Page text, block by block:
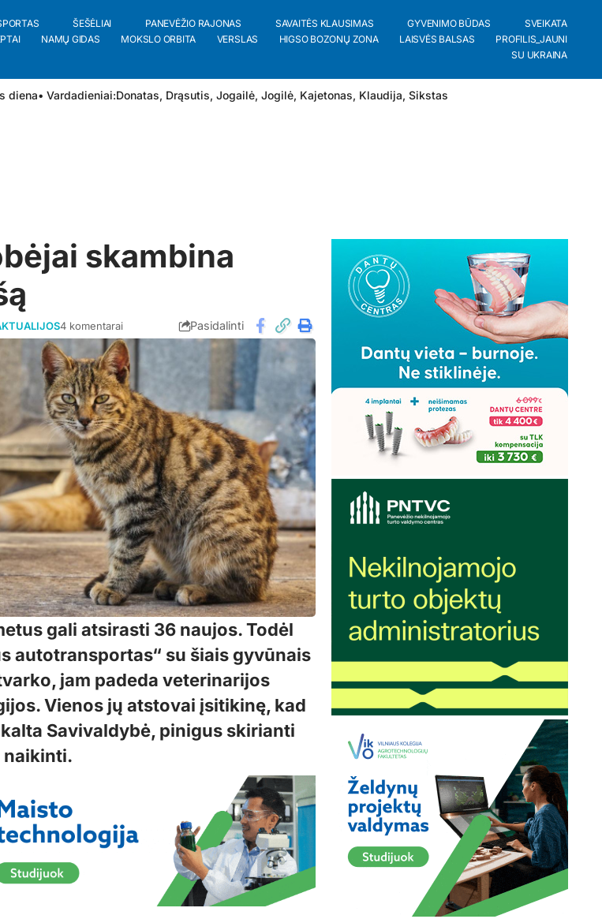
ŠEŠĖLIAI PANEVĖŽIO RAJONAS SAVAITĖS KLAUSIMAS GYVENIMO BŪDAS
SVEIKATA
NAMŲ GIDAS MOKSLO ORBITA VERSLAS HIGSO BOZONŲ ZONA LAISVĖS BALSAS
PROFILIS_JAUNI
SU UKRAINA
diena• Vardadieniai:Donatas, Drąsutis, Jogailė, Jogilė, Kajetonas, Klaudija, Sikstas
skambina
4 komentarai Pasidalinti
gali atsirasti 36 naujos. Todėl
autotransportas“ su šiais gyvūnais
jam padeda veterinarijos
Vienos jų atstovai įsitikinę, kad
Savivaldybė, pinigus skirianti
naikinti.